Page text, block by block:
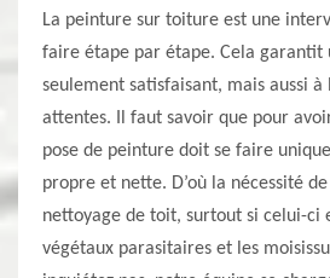
La peinture sur toiture est une
faire étape par étape. Cela garantit
seulement satisfaisant, mais aussi à
attentes. Il faut savoir que pour
pose de peinture doit se faire
propre et nette. D’où la nécessité
nettoyage de toit, surtout si celui-ci
végétaux parasitaires et les